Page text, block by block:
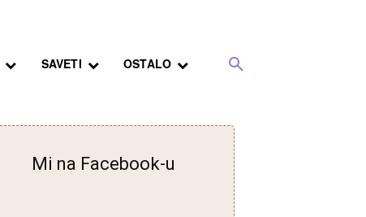
SAVETI OSTALO
Mi na Facebook-u